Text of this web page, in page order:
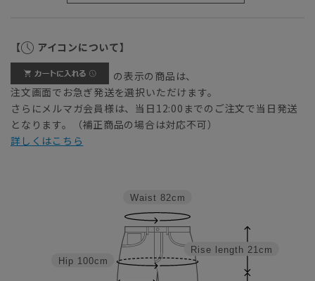
【 アイコンについて】
の表示の商品は、
注文画面でお急ぎ発送を選択いただけます。
さらにメルマガ会員様は、当日12:00までのご注文で当日発送
となります。（補正商品の場合は対応不可）
詳しくはこちら
Rise length 21cm
Hip 100cm
Waist 82cm